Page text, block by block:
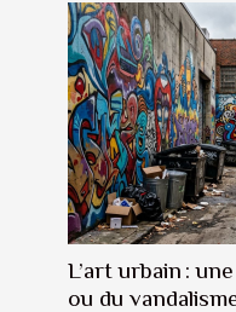
L’art urbain :
ou du